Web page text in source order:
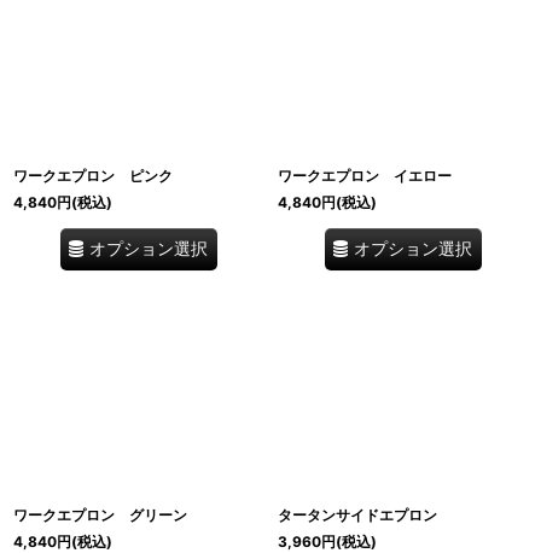
ワークエプロン ピンク
4,840円(税込)
オプション選択
ワークエプロン イエロー
4,840円(税込)
オプション選択
ワークエプロン グリーン
4,840円(税込)
タータンサイドエプロン
3,960円(税込)